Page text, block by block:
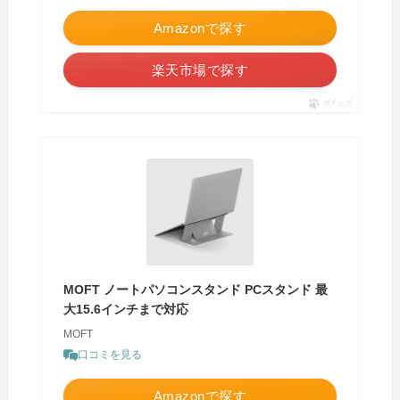
Amazonで探す
楽天市場で探す
ポチップ
MOFT ノートパソコンスタンド PCスタンド 最
大15.6インチまで対応
MOFT
口コミを見る
Amazonで探す